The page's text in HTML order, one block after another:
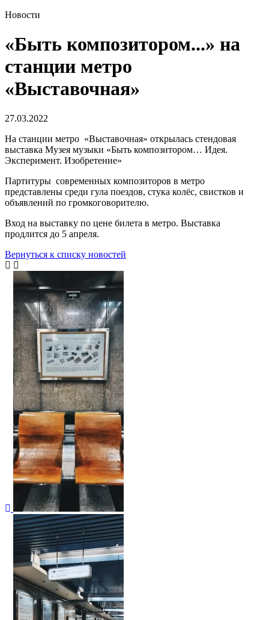
Новости
«Быть композитором...» на
станции метро
«Выставочная»
27.03.2022
На станции метро «Выставочная» открылась стендовая
выставка Музея музыки «Быть композитором… Идея.
Эксперимент. Изобретение»
Партитуры современных композиторов в метро
представлены среди гула поездов, стука колёс, свистков и
объявлений по громкоговорителю.
Вход на выставку по цене билета в метро. Выставка
продлится до 5 апреля.
Вернуться к списку новостей